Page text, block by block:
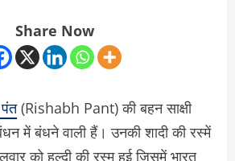
Share Now
(Rishabh Pant) की बहन साक्षी
में बंधने वाली हैं। उनकी शादी की रस्में
को हल्दी की रस्म हुई जिसमें भारत